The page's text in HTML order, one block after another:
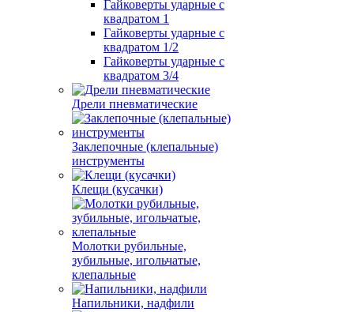
Гайковерты ударные с
квадратом 1
Гайковерты ударные с
квадратом 1/2
Гайковерты ударные с
квадратом 3/4
Дрели пневматические
Заклепочные (клепальные)
инструменты
Клещи (кусачки)
Молотки рубильные,
зубильные, игольчатые,
клепальные
Напильники, надфили